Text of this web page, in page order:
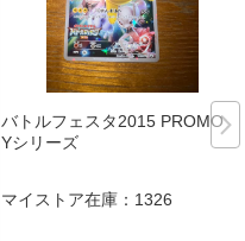
バトルフェスタ2015 PROMO X
Yシリーズ
マイストア在庫： 1326